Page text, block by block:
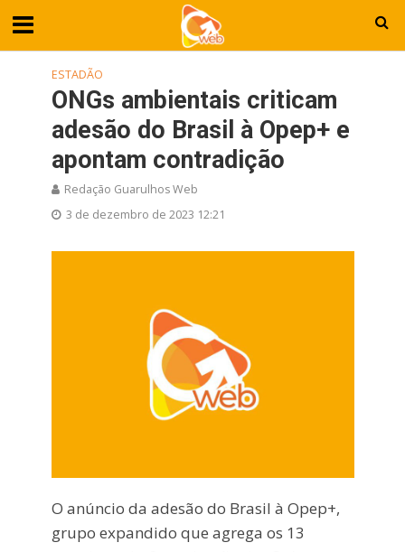
ESTADÃO
ONGs ambientais criticam
adesão do Brasil à Opep+ e
apontam contradição
Redação Guarulhos Web
3 de dezembro de 2023 12:21
O anúncio da adesão do Brasil à Opep+,
grupo expandido que agrega os 13